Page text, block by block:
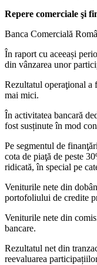
Repere comerciale şi
Banca Comercială
În raport cu aceeași
din vânzarea unor
Rezultatul operaţional
mai mici.
În activitatea bancară
fost susținute în mod
Pe segmentul de
cota de piaţă de peste
ridicată, în special pe
Veniturile nete din
portofoliului de credite
Veniturile nete din
bancare.
Rezultatul net din
reevaluarea